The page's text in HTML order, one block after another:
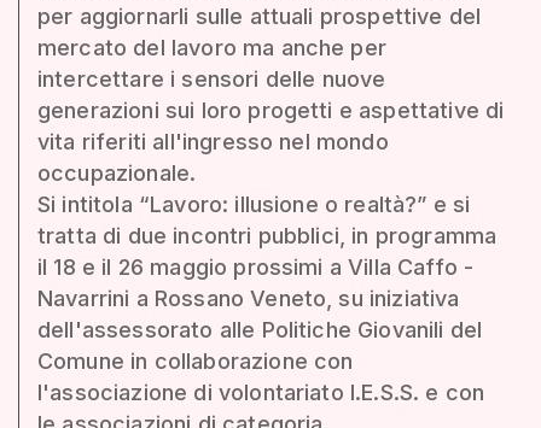
per aggiornarli sulle attuali prospettive del
mercato del lavoro ma anche per
intercettare i sensori delle nuove
generazioni sui loro progetti e aspettative di
vita riferiti all'ingresso nel mondo
occupazionale.
Si intitola “Lavoro: illusione o realtà?” e si
tratta di due incontri pubblici, in programma
il 18 e il 26 maggio prossimi a Villa Caffo -
Navarrini a Rossano Veneto, su iniziativa
dell'assessorato alle Politiche Giovanili del
Comune in collaborazione con
l'associazione di volontariato I.E.S.S. e con